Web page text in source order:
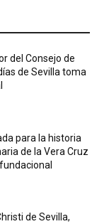
del Consejo de
de Sevilla toma
para la historia
de la Vera Cruz
de Sevilla,